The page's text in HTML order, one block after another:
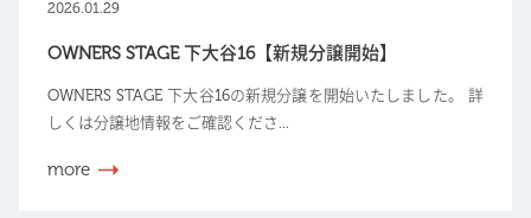
2026.01.29
OWNERS STAGE 下大谷16【新規分譲開始】
OWNERS STAGE 下大谷16の新規分譲を開始いたしました。 詳
しくは分譲地情報をご確認くださ...
more